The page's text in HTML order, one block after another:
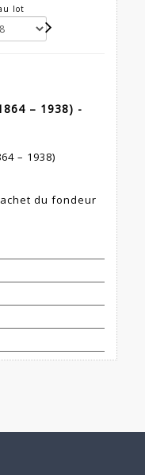
lot
– 1938) -
– 1938)
du fondeur